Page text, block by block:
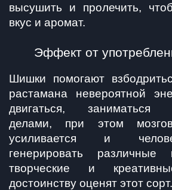
высушить и пролечить,
вкус и аромат.
Эффект от
Шишки помогают
растамана невероятной
двигаться, заниматься
делами, при этом
усиливается и
генерировать различные
творческие и
достоинству оценят этот сорт.